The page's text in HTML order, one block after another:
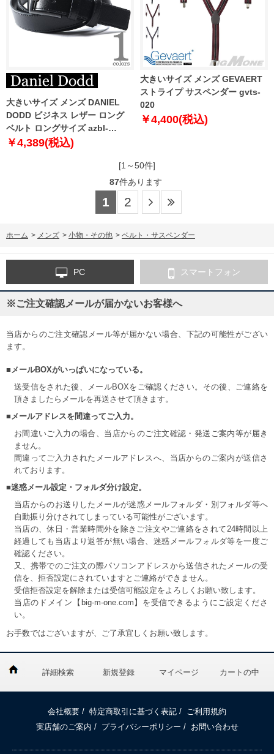
大きいサイズ メンズ DANIEL
DODD ビジネス レザー ロング
ベルト ロングサイズ azbl-
229011
￥4,389(税込)
大きいサイズ メンズ GEVAERT
ストライプ サスペンダー gvts-
020
￥4,400(税込)
[1～50件]
87件あります
1 2
ホーム > メンズ > 小物・その他 > ベルト・サスペンダー
PC スマートフォン
※ご注文確認メールが届かないお客様へ
当店からのご注文確認メール等が届かない場合、下記の可能性がござい
ます。
■メールBOXがいっぱいになっている。
送受信をされた後、メールBOXをご確認ください。その後、ご連絡を
頂きましたらメールを再送させて頂きます。
■メールアドレスを間違ってご入力。
お間違いご入力の場合、当店からのご注文確認・発送ご案内等が届き
ません。
間違ってご入力されたメールアドレスへ、当店からのご案内が送信さ
れております。
■迷惑メール設定・フォルダ分け設定。
当店からのお送りしたメールが迷惑メールフォルダ・別フォルダ等へ
自動振り分けされてしまっている可能性がございます。
当店の、休日・営業時間外を除きご注文やご連絡をされて24時間以上
経過しても当店より返答が無い場合、迷惑メールフォルダ等を一度ご
確認ください。
又、携帯でのご注文の際パソコンアドレスから送信されたメールの受
信を、拒否設定にされていますとご連絡ができません。
受信拒否設定を解除または受信可能設定をよろしくお願い致します。
当店のドメイン【big-m-one.com】を受信できるようにご設定くださ
い。
お手数ではございますが、ご了承宜しくお願い致します。
詳細検索 新規登録 マイページ カートの中
会社概要 / 特定商取引に基づく表記 / ご利用規約
実店舗のご案内 / プライバシーポリシー / お問い合わせ